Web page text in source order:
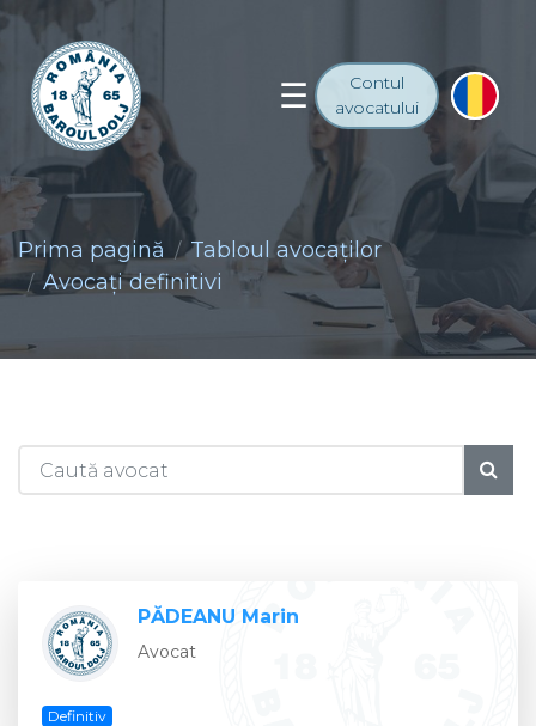
Contul
avocatului
Prima pagină
Tabloul avocaţilor
Avocaţi definitivi
PĂDEANU Marin
Avocat
Definitiv